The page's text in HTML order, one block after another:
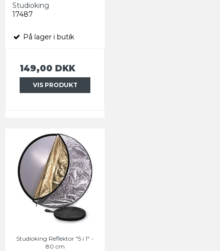
Studioking
17487
På lager i butik
149,00 DKK
VIS PRODUKT
Studioking Reflektor "5 i 1" -
80 cm